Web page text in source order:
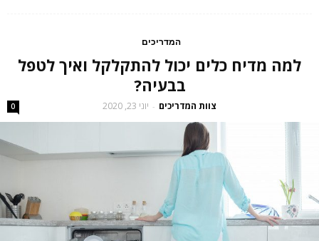
המדריכים
למה מדיח כלים יכול להתקלקל ואיך לטפל
בבעיה?
צוות המדריכים - יוני 23, 2020 0